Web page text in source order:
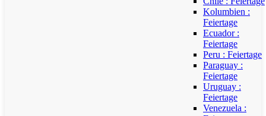
Kolumbien :
Feiertage
Ecuador :
Feiertage
Peru : Feiertage
Paraguay :
Feiertage
Uruguay :
Feiertage
Venezuela :